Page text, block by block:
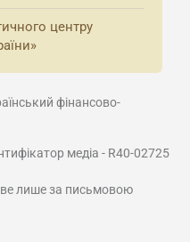
центру
фінансово-
медіа - R40-02725
лише за письмовою